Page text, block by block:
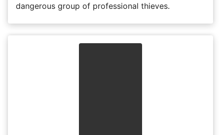
dangerous group of professional thieves.